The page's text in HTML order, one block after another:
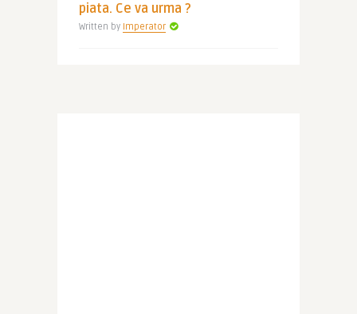
piata. Ce va urma ?
Written by Imperator